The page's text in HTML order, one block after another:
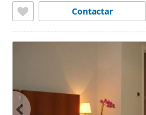
Contactar